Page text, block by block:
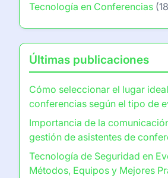
Tecnología en Conferencias
Últimas publicaciones
Cómo seleccionar el lugar
conferencias según el tipo de
Importancia de la
gestión de asistentes de
Tecnología de Seguridad en
Métodos, Equipos y Mejores